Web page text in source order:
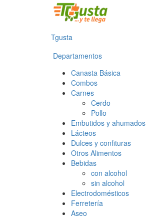
Tgusta
Departamentos
Canasta Básica
Combos
Carnes
Cerdo
Pollo
Embutidos y ahumados
Lácteos
Dulces y confituras
Otros Alimentos
Bebidas
con alcohol
sin alcohol
Electrodomésticos
Ferretería
Aseo